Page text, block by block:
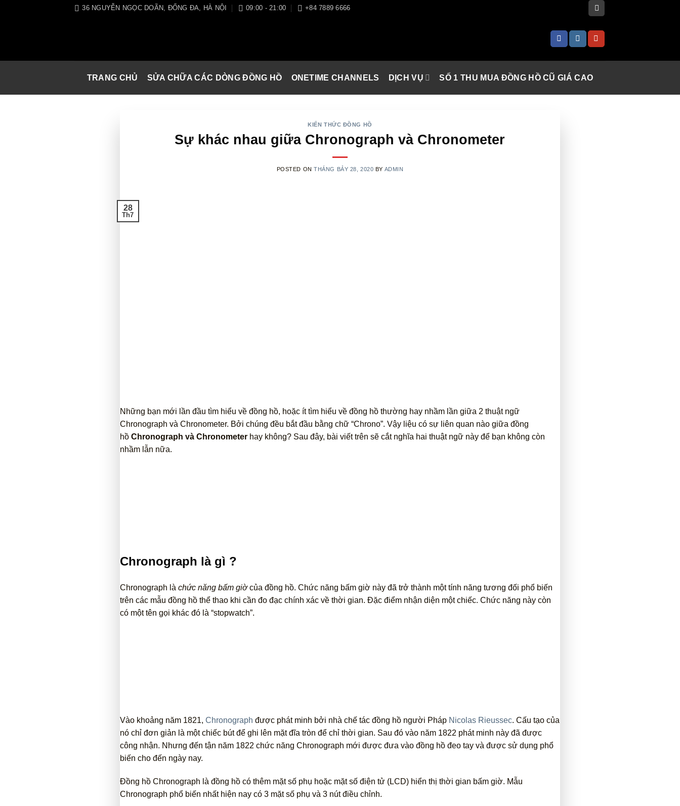
36 NGUYỄN NGỌC DOÃN, ĐỐNG ĐA, HÀ NỘI 09:00 - 21:00 +84 7889 6666
TRANG CHỦ SỬA CHỮA CÁC DÒNG ĐỒNG HỒ ONETIME CHANNELS DỊCH VỤ SỐ 1 THU MUA ĐỒNG HỒ CŨ GIÁ CAO
KIẾN THỨC ĐỒNG HỒ
Sự khác nhau giữa Chronograph và Chronometer
POSTED ONTHÁNG BẢY 28, 2020 BY ADMIN
28
Th7
Những bạn mới lần đầu tìm hiểu về đồng hồ, hoặc ít tìm hiểu về đồng hồ thường hay nhầm lần giữa 2 thuật ngữ
Chronograph và Chronometer. Bởi chúng đều bắt đầu bằng chữ “Chrono”. Vậy liệu có sự liên quan nào giữa đồng
hồ Chronograph và Chronometer hay không? Sau đây, bài viết trên sẽ cắt nghĩa hai thuật ngữ này để bạn không còn
nhầm lẫn nữa.
Chronograph là gì ?
Chronograph là chức năng bấm giờcủa đồng hồ. Chức năng bấm giờ này đã trở thành một tính năng tương đối phổ biến
trên các mẫu đồng hồ thể thao khi cần đo đạc chính xác về thời gian. Đặc điểm nhận diện một chiếc. Chức năng này còn
có một tên gọi khác đó là “stopwatch”.
Vào khoảng năm 1821, Chronograph được phát minh bởi nhà chế tác đồng hồ người Pháp Nicolas Rieussec. Cấu tạo của
nó chỉ đơn giản là một chiếc bút để ghi lên mặt đĩa tròn để chỉ thời gian. Sau đó vào năm 1822 phát minh này đã được
công nhận. Nhưng đến tận năm 1822 chức năng Chronograph mới được đưa vào đồng hồ đeo tay và được sử dụng phổ
biến cho đến ngày nay.
Đồng hồ Chronograph là đồng hồ có thêm mặt số phụ hoặc mặt số điện tử (LCD) hiển thị thời gian bấm giờ. Mẫu
Chronograph phổ biến nhất hiện nay có 3 mặt số phụ và 3 nút điều chỉnh.